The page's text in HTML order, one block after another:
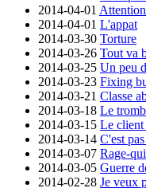
2014-04-01
2014-04-01 L'appat
2014-03-30 Torture
2014-03-26 Tout va
2014-03-25 Un peu
2014-03-23 Fixing
2014-03-21 Classe
2014-03-18 Le
2014-03-15 Le client
2014-03-14 C'est
2014-03-07 Rage-
2014-03-05 Guerre
2014-02-28 Je veux